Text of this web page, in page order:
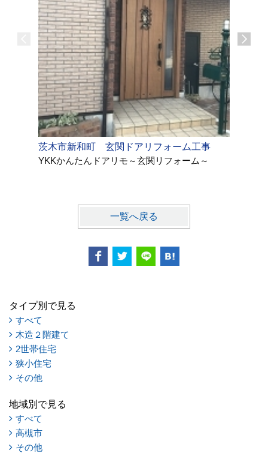
茨木市新和町 玄関ドアリフォーム工事
YKKかんたんドアリモ～玄関リフォーム～
一覧へ戻る
タイプ別で見る
すべて
木造２階建て
2世帯住宅
狭小住宅
その他
地域別で見る
すべて
高槻市
その他